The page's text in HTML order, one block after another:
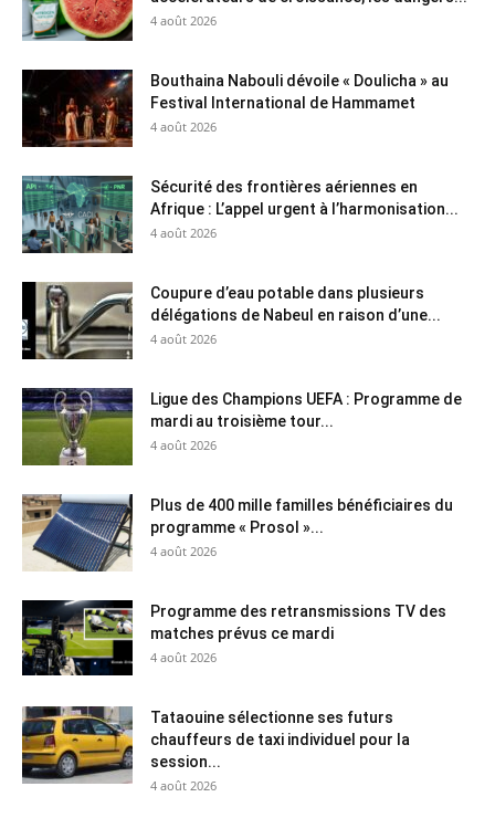
4 août 2026
Bouthaina Nabouli dévoile « Doulicha » au
Festival International de Hammamet
4 août 2026
Sécurité des frontières aériennes en
Afrique : L’appel urgent à l’harmonisation...
4 août 2026
Coupure d’eau potable dans plusieurs
délégations de Nabeul en raison d’une...
4 août 2026
Ligue des Champions UEFA : Programme de
mardi au troisième tour...
4 août 2026
Plus de 400 mille familles bénéficiaires du
programme « Prosol »...
4 août 2026
Programme des retransmissions TV des
matches prévus ce mardi
4 août 2026
Tataouine sélectionne ses futurs
chauffeurs de taxi individuel pour la
session...
4 août 2026